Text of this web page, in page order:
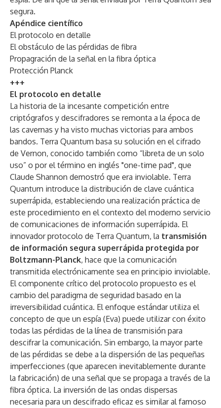
segura.
Apéndice científico
El protocolo en detalle
El obstáculo de las pérdidas de fibra
Propagración de la señal en la fibra óptica
Protección Planck
+++
El protocolo en detalle
La historia de la incesante competición entre
criptógrafos y descifradores se remonta a la época de
las cavernas y ha visto muchas victorias para ambos
bandos. Terra Quantum basa su solución en el cifrado
de Vernon, conocido también como “libreta de un solo
uso” o por el término en inglés "one-time pad", que
Claude Shannon demostró que era inviolable. Terra
Quantum introduce la distribución de clave cuántica
superrápida, estableciendo una realización práctica de
este procedimiento en el contexto del moderno servicio
de comunicaciones de información superrápida. El
innovador protocolo de Terra Quantum, la transmisión
de información segura superrápida protegida por
Boltzmann-Planck, hace que la comunicación
transmitida electrónicamente sea en principio inviolable.
El componente crítico del protocolo propuesto es el
cambio del paradigma de seguridad basado en la
irreversibilidad cuántica. El enfoque estándar utiliza el
concepto de que un espía (Eva) puede utilizar con éxito
todas las pérdidas de la línea de transmisión para
descifrar la comunicación. Sin embargo, la mayor parte
de las pérdidas se debe a la dispersión de las pequeñas
imperfecciones (que aparecen inevitablemente durante
la fabricación) de una señal que se propaga a través de la
fibra óptica. La inversión de las ondas dispersas
necesaria para un descifrado eficaz es similar al famoso